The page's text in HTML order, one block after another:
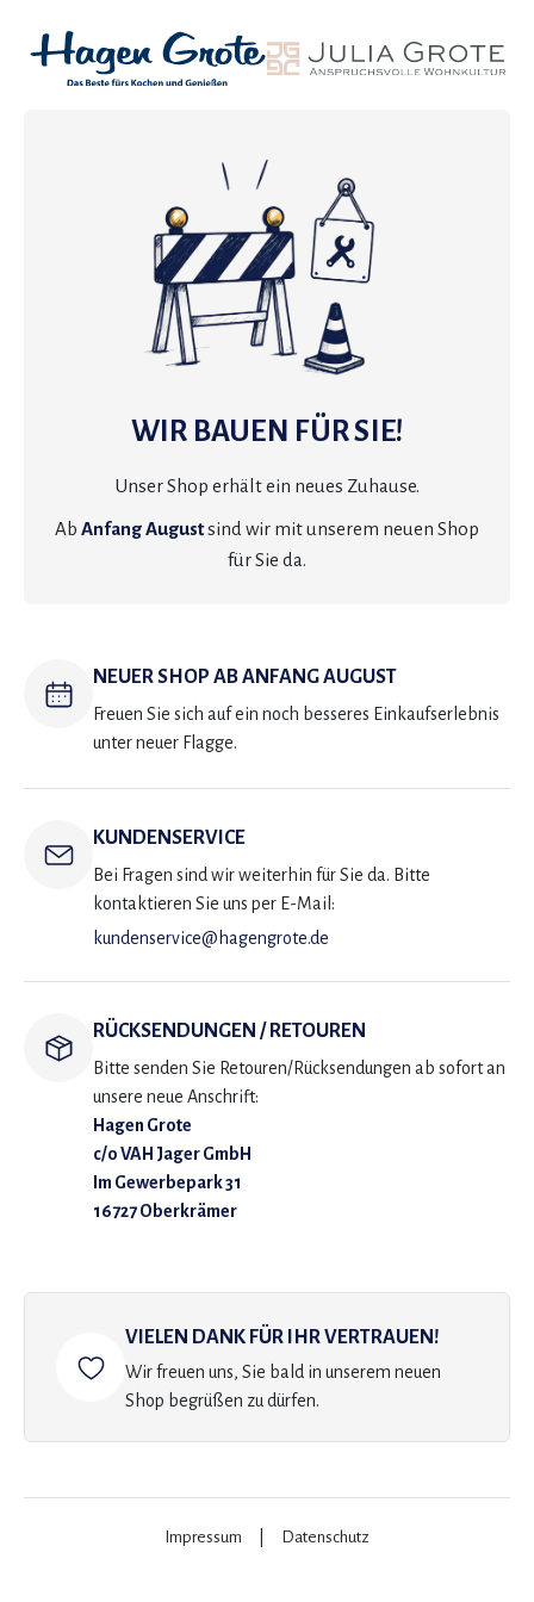
WIR BAUEN FÜR SIE!
Unser Shop erhält ein neues Zuhause.
Ab Anfang Augustsind wir mit unserem neuen Shop
für Sie da.
NEUER SHOP AB ANFANG AUGUST
Freuen Sie sich auf ein noch besseres Einkaufserlebnis
unter neuer Flagge.
KUNDENSERVICE
Bei Fragen sind wir weiterhin für Sie da. Bitte
kontaktieren Sie uns per E-Mail:
kundenservice@hagengrote.de
RÜCKSENDUNGEN / RETOUREN
Bitte senden Sie Retouren/Rücksendungen ab sofort an
unsere neue Anschrift:
Hagen Grote
c/o VAH Jager GmbH
Im Gewerbepark 31
16727 Oberkrämer
VIELEN DANK FÜR IHR VERTRAUEN!
Wir freuen uns, Sie bald in unserem neuen
Shop begrüßen zu dürfen.
Impressum Datenschutz